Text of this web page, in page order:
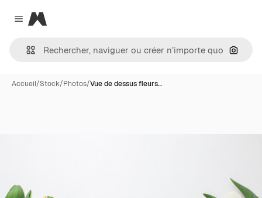
Close menu
Magnific
Accueil/Stock/Photos/Vue de dessus fleurs…